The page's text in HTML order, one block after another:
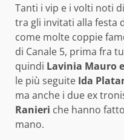
Tanti i vip e i volti noti di
tra gli invitati alla festa
come molte coppie
di Canale 5, prima fra
quindi Lavinia Mauro
le più seguite Ida
ma anche i due ex
Ranieri che hanno
mano.